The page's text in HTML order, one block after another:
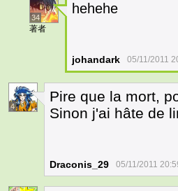
34
著者
hehehe
johandark 05/11/2011
4
Pire que la mort,
Sinon j'ai hâte de
Draconis_29 05/11/2011